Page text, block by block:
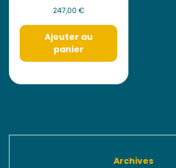
247,00 €
Ajouter au
panier
Archives